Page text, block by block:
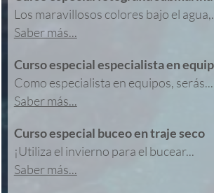
Los maravillosos colores bajo el
Saber más...
Curso especial especialista en
Como especialista en equipos, serás...
Saber más...
Curso especial buceo en traje seco
¡Utiliza el invierno para el bucear...
Saber más...